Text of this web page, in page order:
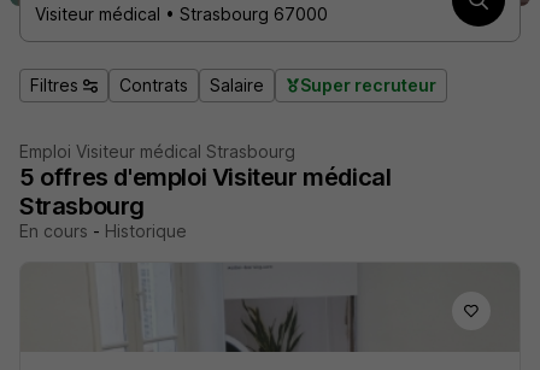
Visiteur médical • Strasbourg 67000
Filtres Contrats Salaire Super recruteur
Emploi Visiteur médical Strasbourg
5 offres d'emploi Visiteur médical
Strasbourg
En cours - Historique